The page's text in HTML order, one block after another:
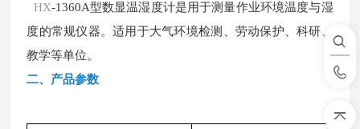
HX-1360A型数显温湿度计是用于测量作业环境温度与湿
度的常规仪器。适用于大气环境检测、劳动保护、科研、
教学等单位。
二、 产品参数